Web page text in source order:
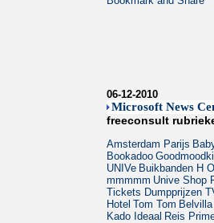
06-12-2010
Microsoft News
freeconsult
Amsterdam Parijs
Bookadoo
UNIVe Buikbanden H
mmmmm Unive Shop
Tickets Dumpprijzen
Hotel Tom Tom
Kado Ideaal Reis